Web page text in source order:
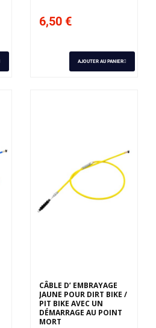
6,50 €
AJOUTER AU PANIER
CÂBLE D’ EMBRAYAGE
JAUNE POUR DIRT BIKE /
PIT BIKE AVEC UN
DÉMARRAGE AU POINT
MORT